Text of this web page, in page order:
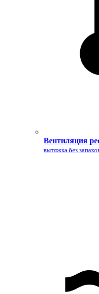
Вентиляция
вытяжка без